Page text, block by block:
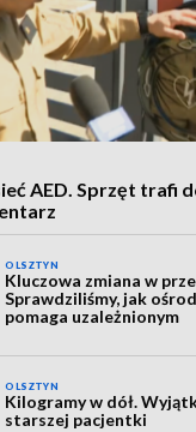
AED. Sprzęt trafi
OLSZTYN
Kluczowa zmiana w
Sprawdziliśmy, jak
pomaga uzależnionym
OLSZTYN
Kilogramy w dół.
starszej pacjentki